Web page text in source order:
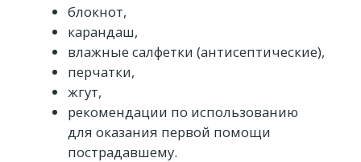
блокнот,
карандаш,
влажные салфетки (антисептические),
перчатки,
жгут,
рекомендации по использованию
для оказания первой помощи
пострадавшему.